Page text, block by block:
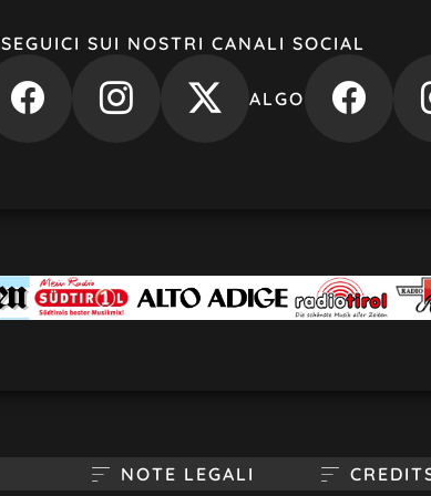
SEGUICI SUI NOSTRI CANALI SOCIAL
ALGO
NOTE LEGALI